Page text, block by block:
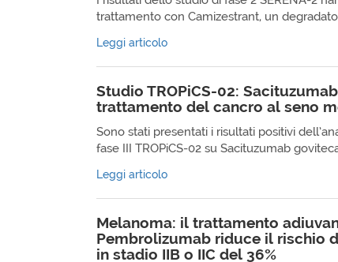
trattamento con Camizestrant, un
Leggi articolo
Studio TROPiCS-02:
trattamento del cancro al seno
Sono stati presentati i risultati positivi
fase III TROPiCS-02 su Sacituzumab
Leggi articolo
Melanoma: il trattamento
Pembrolizumab riduce il rischio
in stadio IIB o IIC del 36%